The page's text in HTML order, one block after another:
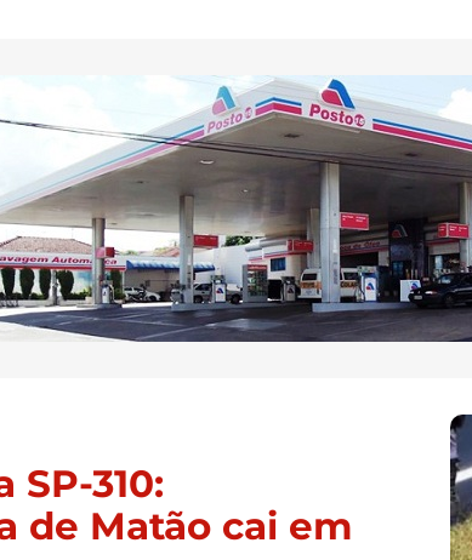
SP-310:
de Matão cai em